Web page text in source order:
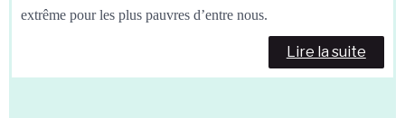
extrême pour les plus pauvres d’entre nous.
Lire la suite